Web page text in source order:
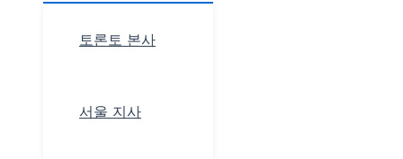
토론토 본사
서울 지사